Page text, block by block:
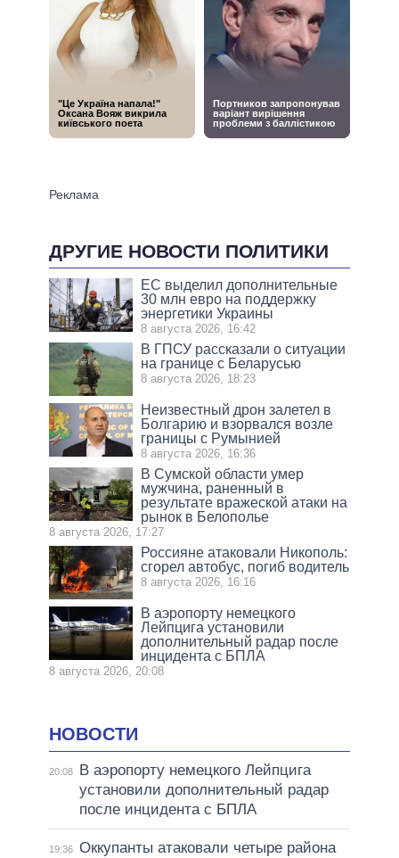
ДРУГИЕ НОВОСТИ ПОЛИТИКИ
ЕС выделил дополнительные
30 млн евро на поддержку
энергетики Украины
8 августа 2026, 16:42
В ГПСУ рассказали о ситуации
на границе с Беларусью
8 августа 2026, 18:23
Неизвестный дрон залетел в
Болгарию и взорвался возле
границы с Румынией
8 августа 2026, 16:36
В Сумской области умер
мужчина, раненный в
результате вражеской атаки на
рынок в Белополье
8 августа 2026, 17:27
Россияне атаковали Никополь:
сгорел автобус, погиб водитель
8 августа 2026, 16:16
В аэропорту немецкого
Лейпцига установили
дополнительный радар после
инцидента с БПЛА
8 августа 2026, 20:08
НОВОСТИ
20:08
В аэропорту немецкого Лейпцига
установили дополнительный радар
после инцидента с БПЛА
19:36 Оккупанты атаковали четыре района